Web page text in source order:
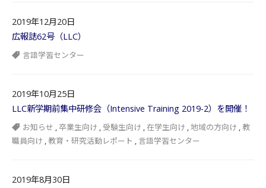
2019年12月20日
広報誌62号（LLC）
言語学習センター
2019年10月25日
LLC新学期前集中研修会（Intensive Training 2019-2）を開催！
お知らせ ,卒業生向け , 受験生向け ,在学生向け ,地域の方向け , 教
職員向け , 教育・研究活動レポート , 言語学習センター
2019年8月30日